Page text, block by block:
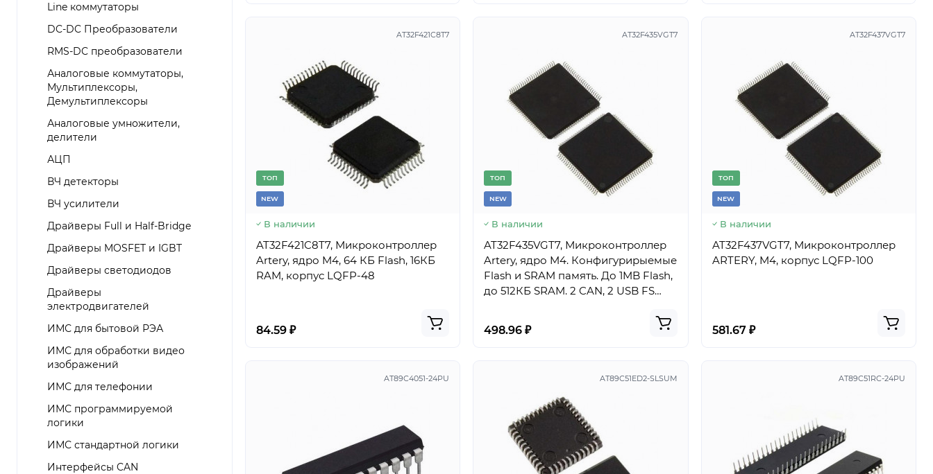
Line коммутаторы
DC-DC Преобразователи
RMS-DC преобразователи
Аналоговые коммутаторы,
Мультиплексоры,
Демультиплексоры
Аналоговые умножители,
делители
АЦП
ВЧ детекторы
ВЧ усилители
Драйверы Full и Half-Bridge
Драйверы MOSFET и IGBT
Драйверы светодиодов
Драйверы
электродвигателей
ИМС для бытовой РЭА
ИМС для обработки видео
изображений
ИМС для телефонии
ИМС программируемой
логики
ИМС стандартной логики
Интерфейсы CAN
AT32F421C8T7
TОП
NEW
В наличии
AT32F421C8T7, Микроконтроллер
Artery, ядро M4, 64 КБ Flash, 16КБ
RAM, корпус LQFP-48
84.59 ₽
AT32F435VGT7
TОП
NEW
В наличии
AT32F435VGT7, Микроконтроллер
Artery, ядро M4. Конфигурирыемые
Flash и SRAM память. До 1MB Flash,
до 512КБ SRAM. 2 CAN, 2 USB FS
498.96 ₽
AT32F437VGT7
TОП
NEW
В наличии
AT32F437VGT7, Микроконтроллер
ARTERY, M4, корпус LQFP-100
581.67 ₽
AT89C4051-24PU AT89C51ED2-SLSUM AT89C51RC-24PU